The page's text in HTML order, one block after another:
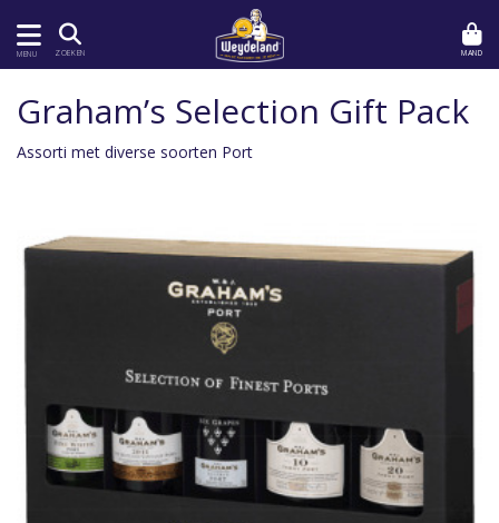
MENU ZOEKEN MAND
Graham’s Selection Gift Pack
Assorti met diverse soorten Port